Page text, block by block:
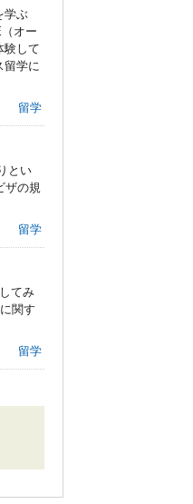
学ぶ
オー
験して
留学に
留学
とい
ザの規
留学
てみ
関す
留学